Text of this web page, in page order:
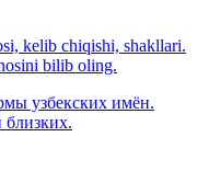
kelib chiqishi, shakllari.
bilib oling.
узбекских имён.